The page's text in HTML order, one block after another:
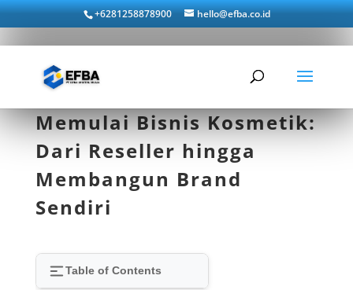
+6281258878900 hello@efba.co.id
Memulai Bisnis Kosmetik:
Dari Reseller hingga
Membangun Brand
Sendiri
Table of Contents